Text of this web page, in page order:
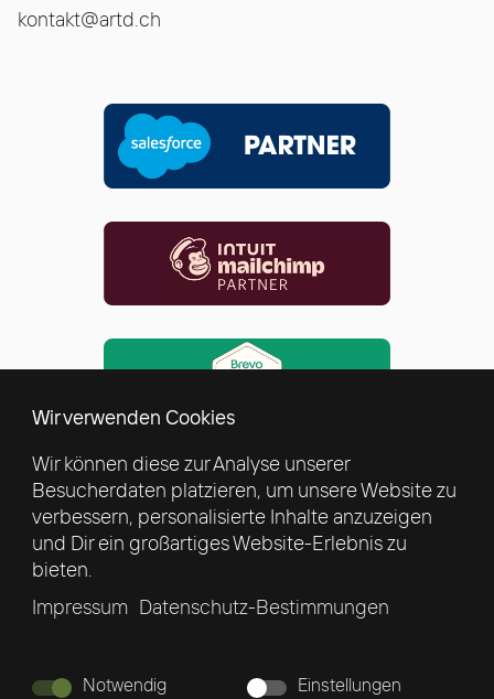
Wir verwenden Cookies
Wir können diese zur Analyse unserer
Besucherdaten platzieren, um unsere Website zu
verbessern, personalisierte Inhalte anzuzeigen
und Dir ein großartiges Website-Erlebnis zu
bieten.
Impressum
Datenschutz-Bestimmungen
Notwendig Einstellungen
kontakt@artd.ch